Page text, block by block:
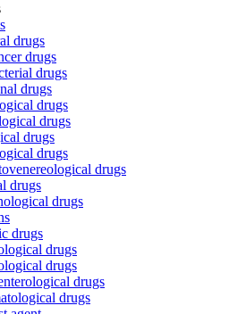
drugs
drugs
drugs
drugs
drugs
drugs
drugs
drugs
drugs
drugs
drugs
drugs
drugs
drugs
drugs
drugs